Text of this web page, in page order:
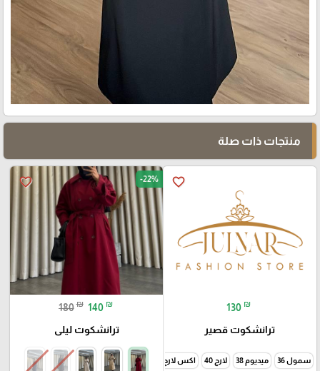
منتجات ذات صلة
favorite_border
130 ₪
ترانشكوت قصير
سمول 36 ميديوم 38 لارج 40 اكس لارج 42
favorite_border -22%
180 ₪ 140 ₪
ترانشكوت ليلى